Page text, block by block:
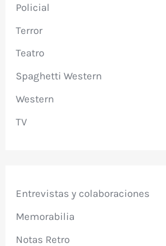
Policial
Terror
Teatro
Spaghetti Western
Western
TV
Entrevistas y colaboraciones
Memorabilia
Notas Retro